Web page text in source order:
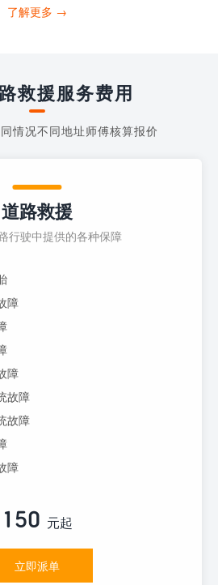
4006363122请求送油人员来帮助你。
了解更多 →
救援服务费用
情况不同地址师傅核算报价
道路救援
行驶中提供的各种保障
障
障
故障
故障
障
150 元起
立即派单